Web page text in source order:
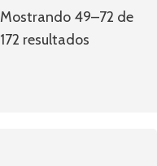
Mostrando 49–72 de
172 resultados